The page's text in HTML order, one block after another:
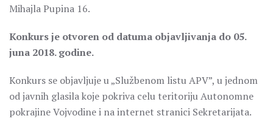
Mihajla Pupina 16.
Konkurs je otvoren od datuma objavljivanja do 05.
juna 2018. godine.
Konkurs se objavljuje u „Službenom listu APV”, u jednom
od javnih glasila koje pokriva celu teritoriju Autonomne
pokrajine Vojvodine i na internet stranici Sekretarijata.